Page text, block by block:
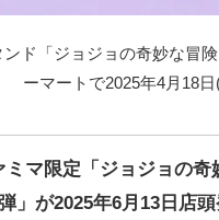
ド「ジョジョの奇妙な冒
ーマートで2025年4月18
ミマ限定「ジョジョの
」が2025年6月13日店